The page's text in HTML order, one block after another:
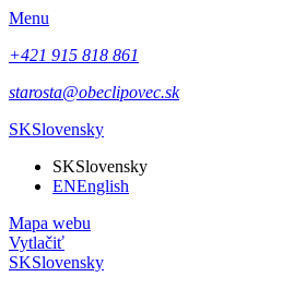
Menu
+421 915 818 861
starosta@obeclipovec.sk
SKSlovensky
SKSlovensky
ENEnglish
Mapa webu
Vytlačiť
SKSlovensky